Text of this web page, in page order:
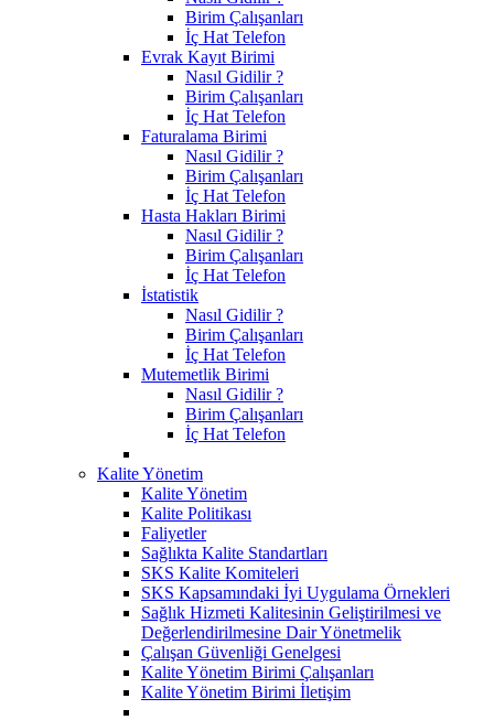
Birim Çalışanları
İç Hat Telefon
Evrak Kayıt Birimi
Nasıl Gidilir ?
Birim Çalışanları
İç Hat Telefon
Faturalama Birimi
Nasıl Gidilir ?
Birim Çalışanları
İç Hat Telefon
Hasta Hakları Birimi
Nasıl Gidilir ?
Birim Çalışanları
İç Hat Telefon
İstatistik
Nasıl Gidilir ?
Birim Çalışanları
İç Hat Telefon
Mutemetlik Birimi
Nasıl Gidilir ?
Birim Çalışanları
İç Hat Telefon
Kalite Yönetim
Kalite Yönetim
Kalite Politikası
Faliyetler
Sağlıkta Kalite Standartları
SKS Kalite Komiteleri
SKS Kapsamındaki İyi Uygulama Örnekleri
Sağlık Hizmeti Kalitesinin Geliştirilmesi ve
Değerlendirilmesine Dair Yönetmelik
Çalışan Güvenliği Genelgesi
Kalite Yönetim Birimi Çalışanları
Kalite Yönetim Birimi İletişim